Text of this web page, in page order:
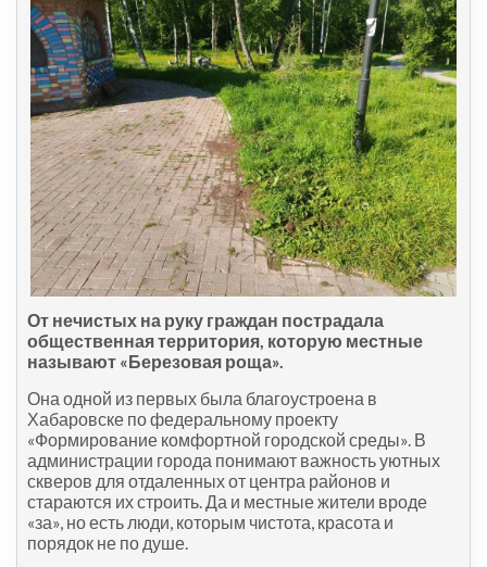
От нечистых на руку граждан пострадала
общественная территория, которую местные
называют «Березовая роща».
Она одной из первых была благоустроена в
Хабаровске по федеральному проекту
«Формирование комфортной городской среды». В
администрации города понимают важность уютных
скверов для отдаленных от центра районов и
стараются их строить. Да и местные жители вроде
«за», но есть люди, которым чистота, красота и
порядок не по душе.